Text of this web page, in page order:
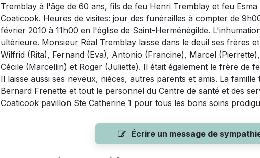
Tremblay à l'âge de 60 ans, fils de feu Henri Tremblay et feu
Coaticook. Heures de visites: jour des funérailles à compter de
février 2010 à 11h00 en l'église de Saint-Herménégilde.
ultérieure. Monsieur Réal Tremblay laisse dans le deuil ses frères
Wilfrid (Rita), Fernand (Eva), Antonio (Francine), Marcel
Cécile (Marcellin) et Roger (Juliette). Il était également le frère de
Il laisse aussi ses neveux, nièces, autres parents et amis. La
Bernard Frenette et tout le personnel du Centre de santé et des
Coaticook pavillon Ste Catherine 1 pour tous les bons soins
Écrire un message de